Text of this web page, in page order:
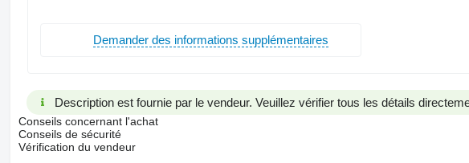
Demander des informations supplémentaires
Description est fournie par le vendeur. Veuillez vérifier tous les détails
Conseils concernant l'achat
Conseils de sécurité
Vérification du vendeur